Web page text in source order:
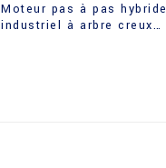
Moteur pas à pas hybride
industriel à arbre creux